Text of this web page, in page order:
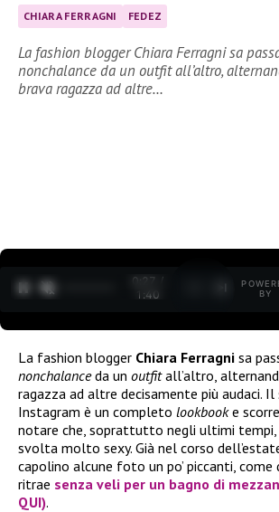
CHIARA FERRAGNI FEDEZ
La fashion blogger Chiara Ferragni sa
nonchalance da un outfit all’altro,
brava ragazza ad altre…
0:28 /
1:40
BY
La fashion blogger Chiara Ferragni sa
nonchalanceda un outfitall’altro,
ragazza ad altre decisamente più audaci.
Instagram è un completo lookbooke
notare che, soprattutto negli ultimi tempi,
svolta molto sexy. Già nel corso
capolino alcune foto un po’ piccanti, come
ritrae senza veli per un bagno di
QUI).